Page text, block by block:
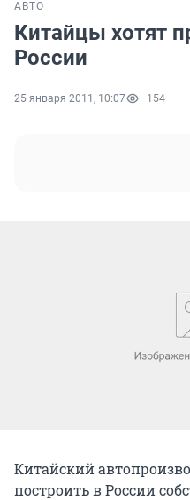
АВТО
Китайцы хотят
России
25 января 2011, 10:07 154
Китайский
построить в России